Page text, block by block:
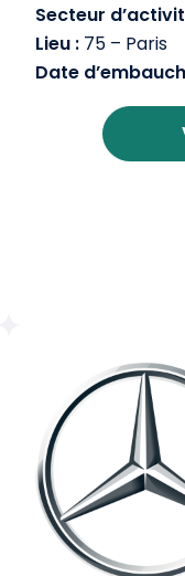
Secteur
Lieu : 75 – Paris
Date